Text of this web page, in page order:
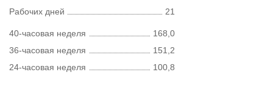
Рабочих дней
21
40-часовая неделя
168,0
36-часовая неделя
151,2
24-часовая неделя
100,8